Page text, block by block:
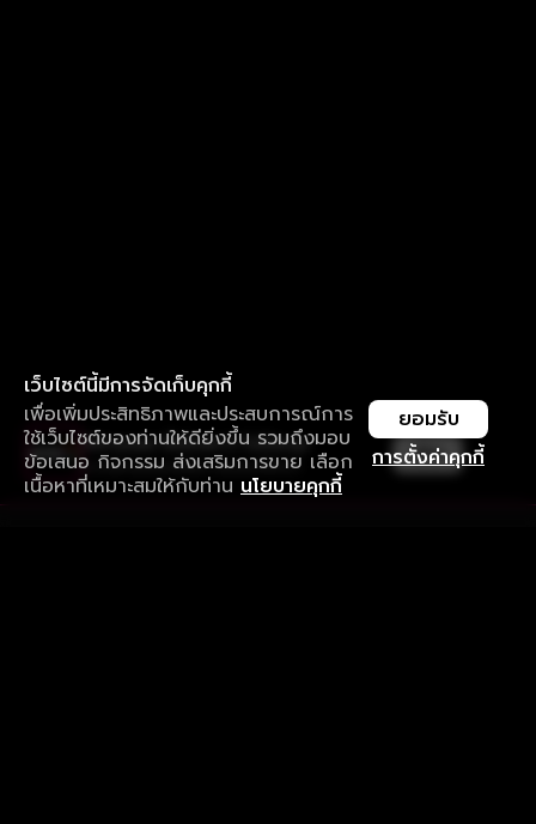
เว็บไซต์นี้มีการจัดเก็บคุกกี้
เพื่อเพิ่มประสิทธิภาพและประสบการณ์การ
ใช้เว็บไซต์ของท่านให้ดียิ่งขึ้น รวมถึงมอบ
ข้อเสนอ กิจกรรม ส่งเสริมการขาย เลือก
เนื้อหาที่เหมาะสมให้กับท่าน นโยบายคุกกี้
การตั้งค่าคุกกี้
ยอมรับ
ใช้งานแอป ลื่นไหลกว่า ไม่มีสะดุด
ดาวน์โหลดแอปเพื่อการรับชมที่ดีกว่า เปิด